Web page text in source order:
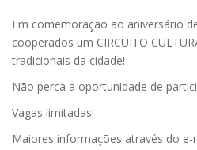
Em comemoração ao aniversário
cooperados um CIRCUITO
tradicionais da cidade!
Não perca a oportunidade de
Vagas limitadas!
Maiores informações através do e-